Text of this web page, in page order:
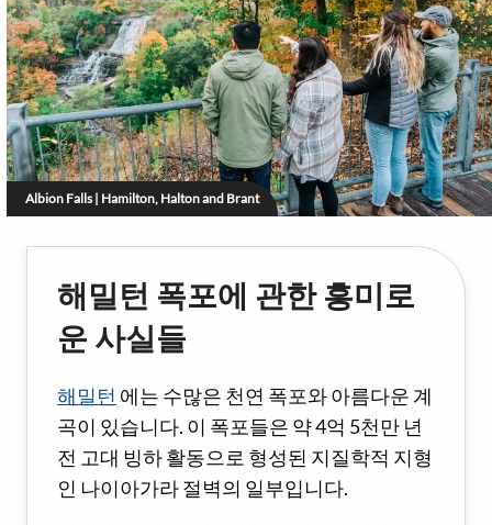
Albion Falls | Hamilton, Halton and Brant
해밀턴 폭포에 관한 흥미로
운 사실들
해밀턴 에는 수많은 천연 폭포와 아름다운 계
곡이 있습니다. 이 폭포들은 약 4억 5천만 년
전 고대 빙하 활동으로 형성된 지질학적 지형
인 나이아가라 절벽의 일부입니다.